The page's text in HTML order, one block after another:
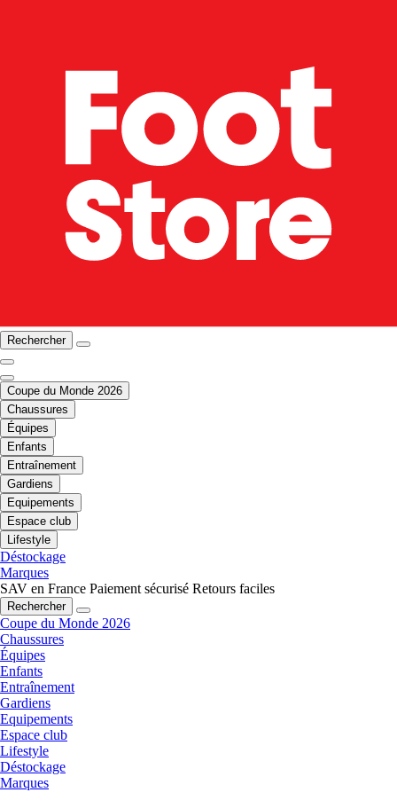
Rechercher
Coupe du Monde 2026
Chaussures
Équipes
Enfants
Entraînement
Gardiens
Equipements
Espace club
Lifestyle
Déstockage
Marques
SAV en France Paiement sécurisé Retours faciles
Rechercher
Coupe du Monde 2026
Chaussures
Équipes
Enfants
Entraînement
Gardiens
Equipements
Espace club
Lifestyle
Déstockage
Marques